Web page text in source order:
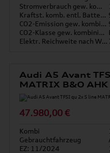
Stromverbrauch gew. kombiniert
Kraftst. komb. entl. Batterie
CO2-Emission gew. kombiniert
CO2-Klasse gew. kombiniert
Elektr. Reichweite nach WLTP*
Audi A5 Avant
MATRIX B&O
47.980,00 €
Kombi
Gebrauchtfahrzeug
EZ: 11/2024